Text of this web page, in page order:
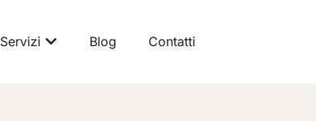
Servizi Blog Contatti